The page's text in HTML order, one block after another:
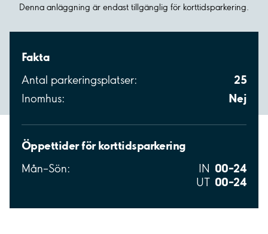
Denna anläggning är endast tillgänglig för korttidsparkering.
Fakta
Antal parkeringsplatser: 25
Inomhus: Nej
Öppettider för korttidsparkering
Mån–Sön: IN 00–24
UT 00–24